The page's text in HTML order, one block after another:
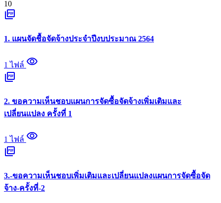
10
picture_as_pdf
1. แผนจัดชื้อจัดจ้างประจำปีงบประมาณ 2564
1 ไฟล์ visibility
picture_as_pdf
2. ขอความเห็นชอบแผนการจัดซื้อจัดจ้างเพิ่มเติมและ
เปลี่ยนแปลง ครั้งที่ 1
1 ไฟล์ visibility
picture_as_pdf
3.-ขอความเห็นชอบเพิ่มเติมและเปลี่ยนแปลงแผนการจัดซื้อจัด
จ้าง-ครั้งที่-2